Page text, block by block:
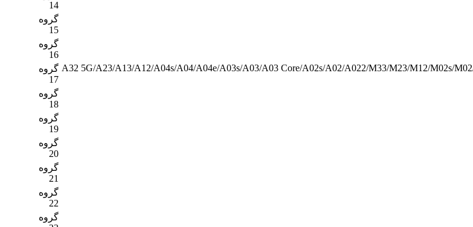
14
گروه
15
گروه
16
A32 5G/A23/A13/A12/A04s/A04/A04e/A03s/A03/A03 Core/A02s/A02/A022/M33/M23/M12/M02s/ گروه
17
گروه
18
گروه
19
گروه
20
گروه
21
گروه
22
گروه